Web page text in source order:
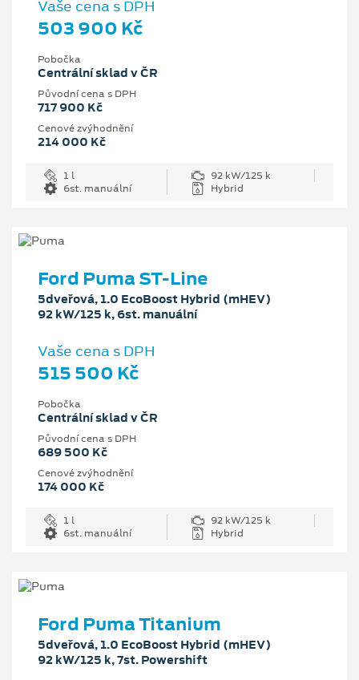
Vaše cena s DPH
503 900 Kč
Pobočka
Centrální sklad v ČR
Původní cena s DPH
717 900 Kč
Cenové zvýhodnění
214 000 Kč
1 l
92 kW/125 k
6st. manuální
Hybrid
Ford Puma ST-Line
5dveřová, 1.0 EcoBoost Hybrid (mHEV)
92 kW/125 k, 6st. manuální
Vaše cena s DPH
515 500 Kč
Pobočka
Centrální sklad v ČR
Původní cena s DPH
689 500 Kč
Cenové zvýhodnění
174 000 Kč
1 l
92 kW/125 k
6st. manuální
Hybrid
Ford Puma Titanium
5dveřová, 1.0 EcoBoost Hybrid (mHEV)
92 kW/125 k, 7st. Powershift